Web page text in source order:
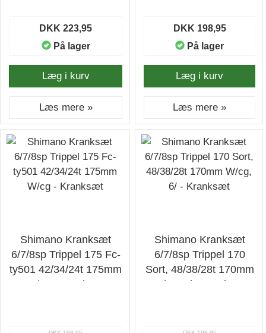
DKK 223,95
På lager
Læg i kurv
Læs mere »
DKK 198,95
På lager
Læg i kurv
Læs mere »
Shimano Kranksæt
6/7/8sp Trippel 175 Fc-
ty501 42/34/24t 175mm
W/cg - Kranksæt
Shimano Kranksæt
6/7/8sp Trippel 170
Sort, 48/38/28t 170mm
W/cg, 6/ - Kranksæt